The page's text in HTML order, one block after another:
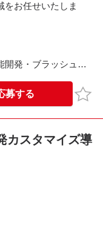
をお任せいたしま
開発・ブラッシュア
募する お気
カスタマイズ導